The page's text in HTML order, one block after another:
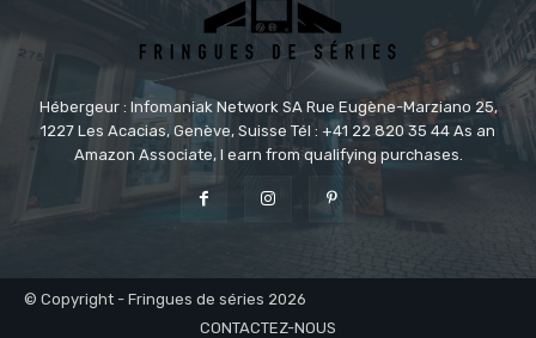
Hébergeur : Infomaniak Network SA Rue Eugène-Marziano 25,
1227 Les Acacias, Genève, Suisse Tél : +41 22 820 35 44 As an
Amazon Associate, I earn from qualifying purchases.
© Copyright - Fringues de séries 2026
CONTACTEZ-NOUS